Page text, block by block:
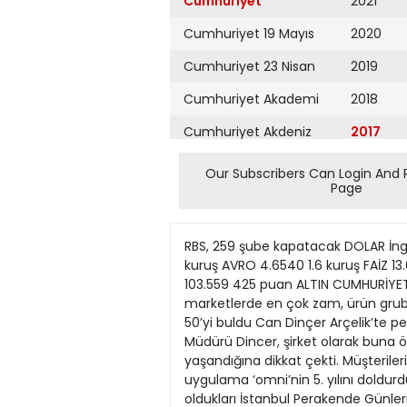
Cumhuriyet 19 Mayıs
Cumhuriyet 23 Nisan
Cumhuriyet Akademi
Cumhuriyet Akdeniz
Cumhuriyet Alışveriş
Cumhuriyet Ankara
Cumhuriyet Büyük
Taaruz
Cumhuriyet
Cumartesi
Cumhuriyet Çevre
2020
2019
2018
2017
2016
2015
2013
2012
2011
2010
2009
Our Subscribers Can Login And
Page
RBS, 259 şube kapatacak DOLAR İngiliz bankası RBS, 259 şubesini kapatarak 680 çalışanı işten çıkaracağını EKONOMİ açıkladı. 3.9250 1.2 kuruş AVRO 4.6540 1.6 kuruş FAİZ 13.67 0.16 puan 8 ekonomi@cumhuriyet.com.tr TASARIM: SERPİL ÜNAY Sütte yüzde 20 artış BORSA 103.559 425 puan ALTIN CUMHURİYET ALTIN 24 AYAR 1080.91 6.72 lira 160.85 1.01 lira Cumartesi 2 Aralık 2017 Enflasyonun etkisiyle marketlerde en çok zam, ürün grubu süt ve süt ürünlerinde oldu. Marketlerin ‘ucuz’ et satışı nedeniyle yaşadığı ciro kaybıysa yüzde 50’yi buldu Can Dinçer Arçelik’te perakende dönüşümü Perakende sektöründe ciddi bir değişim yaşandığını dile getiren Arçelik Genel Müdürü Dincer, şirket olarak buna öncülük ettiklerini ve teknoloji yatırımları arttıkça, tüketicilerin satın alma davranışlarında da farklılıklar yaşandığına dikkat çekti. Müşterilerine internet, mobil, telefon ve mağaza gibi farklı kanallardan eşzamanlı olarak alışveriş sunduğu uygulama ‘omni’nin 5. yılını doldurduğunu duyuran Dincer, perakendedeki mevcut standartların değiştiğini belirtti. Ana sponsoru oldukları İstanbul Perakende Günleri’nde konuşan Arçelik Türkiye Genel Müdürü Can Dinçer, “Geldiğimiz noktada müşterilerimiz farklı kanallardan aynı anda alışverişi deneyimledikçe hizmet olarak daha fazlasına ulaşmak istiyor. Bu da müşteri alışkanlıklarının değişimini beraberinde getiriyor. Bu nedenle sadece mağazalarla müşteriye erişmemiz mümkün değil, pek çok kanaldan tüketicilerin isteklerini karşılamalıyız” dedi. l Ekonomi Servisi Ülke genelindeki yüksek enflasyon, marketlerde en çok süt ve süt ürünlerinde artış yaşanmasına yol açtı. Son 12 ayda süt ürünlerinde yaşanan yüzde 21.9’luk artıştan sonra en fazla zam yüzde 19.6 ile yağlarda; yüzde 17.4 ile kozmetik ürünlerinde yaşandı. Enflasyonu Türkiye için ‘baş belası’ olarak nitelendiren İstanbul Perakendeciler Derneği (PERDER) Başkanı Ramazan Ulu, “Perakendenin sorunları 365 gün konuşulsa, bitmez. Fakat bizi en çok zorlayan etmenlerden birini enflasyon oluşturuyor” dedi. PERDER’in Perakende Rehberi verilerine bakıldığında, temizlik ürünlerinin bir yıllık fiyat değişimi yüzde 15.4 olurken, gıda ve içecek ürünlerindeki zam miktarının yüzde 14.2 olduğu görülüyor. ESK’nin iki markette başlattığı ucuz et uygulamasının yarattığı haksız rekabetle mağduriyet yaşadıklarını kaydeden Ulu, üyelerinin yüzde 1050 arasında ciro kaybı yaşadıklarını anlattı. Cirolar azaldı Ulu, ucuz et satışının yalnızca iki markete verilmesinden dolayı yaşadıkları ciro kaybının İstanbul’da 1509 noktada, Türkiye genelinde ise 3 bin 500